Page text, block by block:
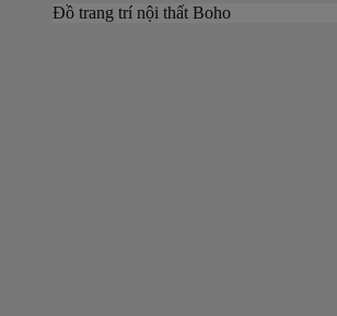
Đồ trang trí nội thất Boho